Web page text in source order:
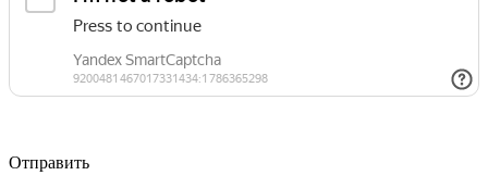
Отправить